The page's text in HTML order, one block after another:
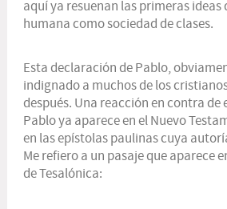
aquí ya resuenan las primeras ideas
humana como sociedad de clases.
Esta declaración de Pablo,
indignado a muchos de los
después. Una reacción en contra de
Pablo ya aparece en el Nuevo
en las epístolas paulinas cuya
Me refiero a un pasaje que aparece
de Tesalónica: